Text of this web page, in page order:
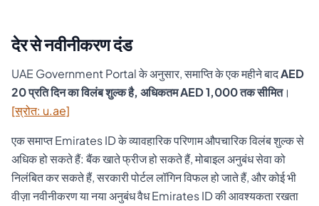
देर से नवीनीकरण दंड
UAE Government Portal के अनुसार, समाप्ति के एक महीने बादAED
20 प्रति दिन का विलंब शुल्क है, अधिकतम AED 1,000 तक सीमित।
[स्रोत: u.ae]
एक समाप्त Emirates ID के व्यावहारिक परिणाम औपचारिक विलंब शुल्क से
अधिक हो सकते हैं: बैंक खाते फ्रीज हो सकते हैं, मोबाइल अनुबंध सेवा को
निलंबित कर सकते हैं, सरकारी पोर्टल लॉगिन विफल हो जाते हैं, और कोई भी
वीज़ा नवीनीकरण या नया अनुबंध वैध Emirates ID की आवश्यकता रखता